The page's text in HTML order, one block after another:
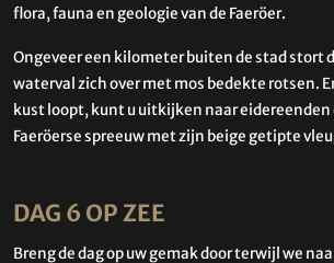
flora, fauna en geologie van de Faeröer.
Ongeveer een kilometer buiten de stad stort
waterval zich over met mos bedekte rotsen.
kust loopt, kunt u uitkijken naar eidereenden
Faeröerse spreeuw met zijn beige getipte
DAG 6 OP ZEE
Breng de dag op uw gemak door terwijl we